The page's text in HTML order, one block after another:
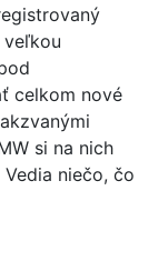
celkom nové
si na nich
niečo, čo